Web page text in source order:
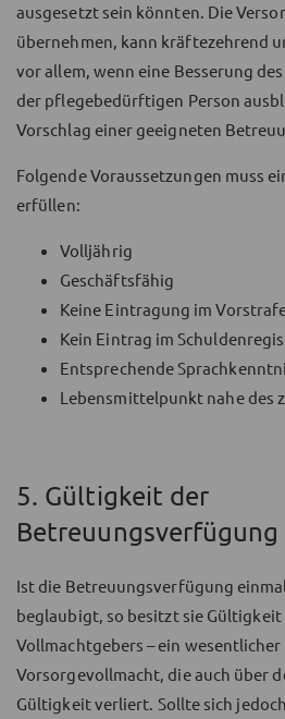
ausgesetzt sein könnten. Die
übernehmen, kann kräftezehrend
vor allem, wenn eine Besserung
der pflegebedürftigen Person
Vorschlag einer geeigneten
Folgende Voraussetzungen muss
erfüllen:
Volljährig
Geschäftsfähig
Keine Eintragung im
Kein Eintrag im
Entsprechende
Lebensmittelpunkt nahe des
5. Gültigkeit der
Betreuungsverfügung
Ist die Betreuungsverfügung
beglaubigt, so besitzt sie Gültigkeit
Vollmachtgebers – ein
Vorsorgevollmacht, die auch über
Gültigkeit verliert. Sollte sich